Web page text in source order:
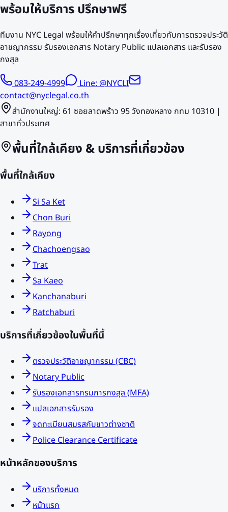
พร้อมให้บริการปรึกษาฟรี
ทีมงาน NYC Legal พร้อมให้คำปรึกษาทุกเรื่องเกี่ยวกับการตรวจประวัติ
อาชญากรรม รับรองเอกสาร Notary Public แปลเอกสาร และรับรอง
กงสุล
083-249-4999
Line: @NYCLI
contact@nyclegal.co.th
สำนักงานใหญ่: 61 ซอยลาดพร้าว 95 วังทองหลาง กทม 10310 |
สาขาทั่วประเทศ
พื้นที่ใกล้เคียง & บริการที่เกี่ยวข้อง
พื้นที่ใกล้เคียง
Si Sa Ket
Chon Buri
Rayong
Chachoengsao
Trat
Sa Kaeo
Kanchanaburi
Ratchaburi
บริการที่เกี่ยวข้องในพื้นที่นี้
ตรวจประวัติอาชญากรรม (CBC)
Notary Public
รับรองเอกสารกรมการกงสุล (MFA)
แปลเอกสารรับรอง
จดทะเบียนสมรสกับชาวต่างชาติ
Police Clearance Certificate
หน้าหลักของบริการ
บริการทั้งหมด
หน้าแรก